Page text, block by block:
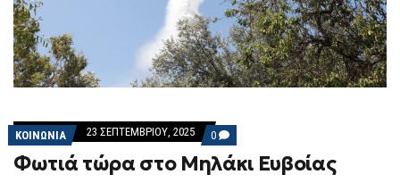
ΚΟΙΝΩΝΙΑ 23 ΣΕΠΤΕΜΒΡΊΟΥ, 2025 0 COMMENTS
ON
ΦΩΤΙΆ
ΤΏΡΑ
Φωτιά τώρα στο Μηλάκι Ευβοίας